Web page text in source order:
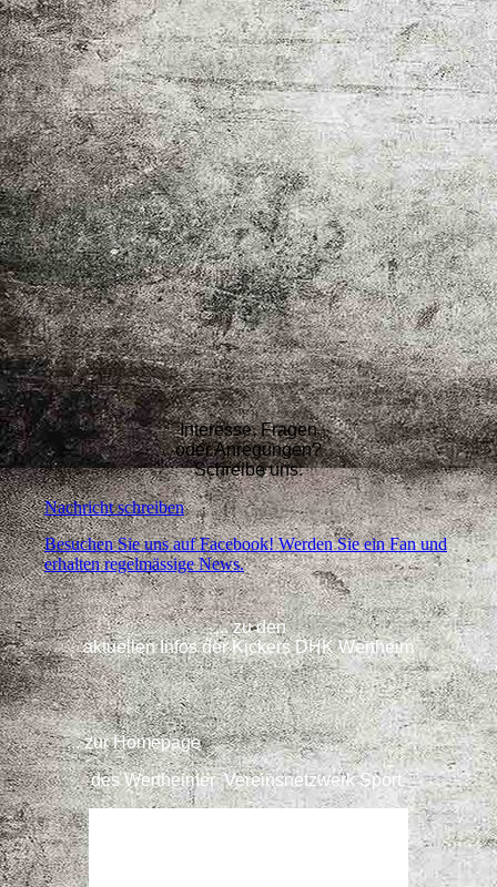
Interesse, Fragen
oder Anregungen?
Schreibe uns:
Nachricht schreiben
Besuchen Sie uns auf Facebook! Werden Sie ein Fan und
erhalten regelmässige News.
... zu den
aktuellen Infos der Kickers DHK Wertheim
... zur Homepage
des Wertheimer Vereinsnetzwerk Sport